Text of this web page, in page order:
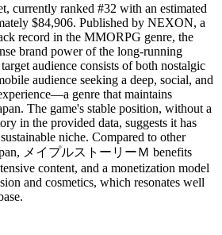
currently ranked #32 with an estimated
$84,906. Published by NEXON, a
record in the MMORPG genre, the
brand power of the long-running
audience consists of both nostalgic
audience seeking a deep, social, and
genre that maintains
The game's stable position, without a
in the provided data, suggests it has
niche. Compared to other
メイプルストーリーＭ benefits
content, and a monetization model
and cosmetics, which resonates well